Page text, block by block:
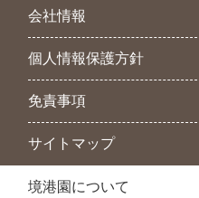
会社情報
個人情報保護方針
免責事項
サイトマップ
境港園について